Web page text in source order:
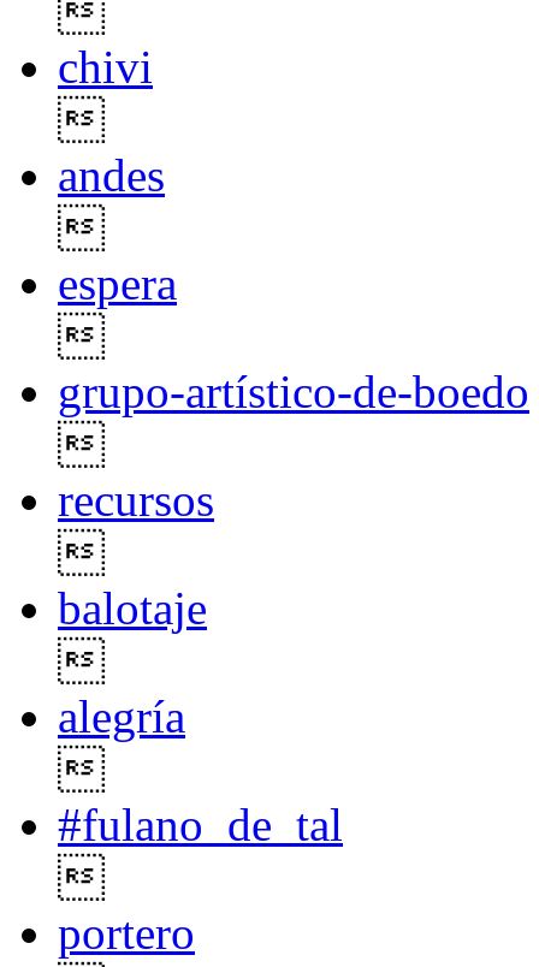
chivi
andes
espera
grupo-artístico-de-boedo
recursos
balotaje
alegría
#fulano_de_tal
portero